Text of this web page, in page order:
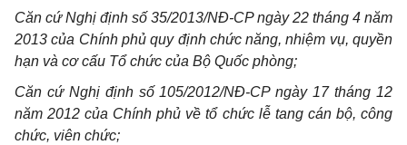
Căn cứ Nghị định số 35/2013/NĐ-CP ngày 22 tháng 4 năm
2013 của Chính phủ quy định chức năng, nhiệm vụ, quyền
hạn và cơ cấu Tổ chức của Bộ Quốc phòng;
Căn cứ Nghị định số 105/2012/NĐ-CP ngày 17 tháng 12
năm 2012 của Chính phủ về tổ chức lễ tang cán bộ, công
chức, viên chức;